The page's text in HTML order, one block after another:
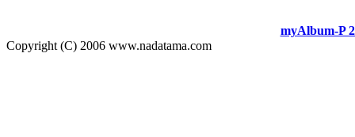
myAlbum-P
Copyright (C) 2006 www.nadatama.com